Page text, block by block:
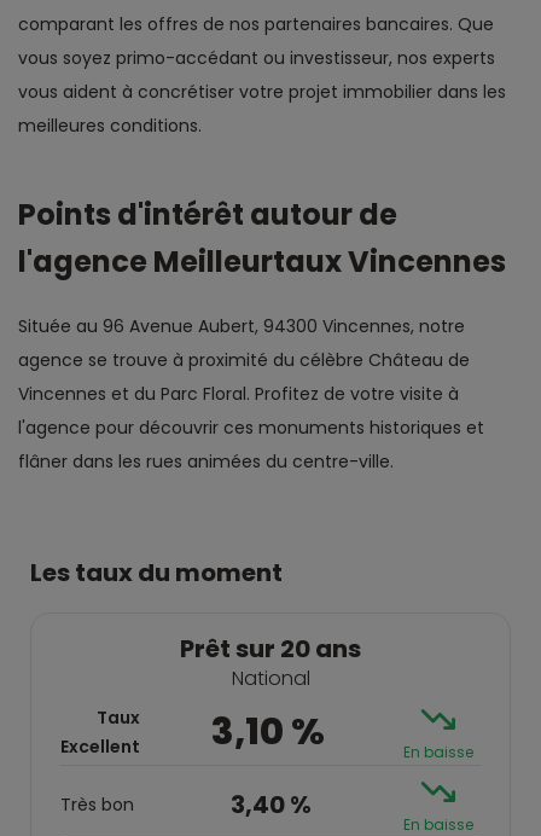
comparant les offres de nos partenaires bancaires. Que
vous soyez primo-accédant ou investisseur, nos experts
vous aident à concrétiser votre projet immobilier dans les
meilleures conditions.
Points d'intérêt autour de
l'agence Meilleurtaux Vincennes
Située au 96 Avenue Aubert, 94300 Vincennes, notre
agence se trouve à proximité du célèbre Château de
Vincennes et du Parc Floral. Profitez de votre visite à
l'agence pour découvrir ces monuments historiques et
flâner dans les rues animées du centre-ville.
Les taux du moment
Prêt sur 20 ans
National
Taux
Excellent
3,10 % En baisse
Très bon 3,40 %
En baisse